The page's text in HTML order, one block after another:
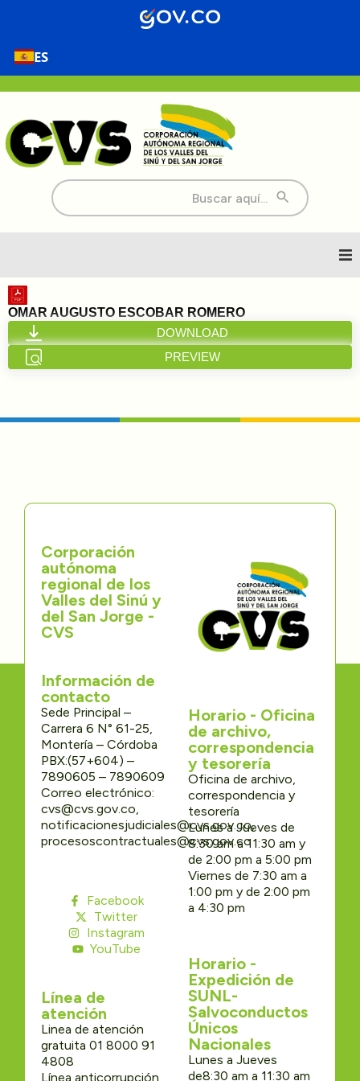
ES
Buscar:
Inicio
Nosotros
Transparencia
Participa
Trámites y Servicios
Contáctenos
OMAR AUGUSTO ESCOBAR ROMERO
DOWNLOAD
PREVIEW
Corporación
autónoma
regional de los
Valles del Sinú y
del San Jorge -
CVS
Información de
contacto
Sede Principal –
Carrera 6 N° 61-25,
Montería – Córdoba
PBX:(57+604) –
7890605 – 7890609
Correo electrónico:
cvs@cvs.gov.co,
notificacionesjudiciales@cvs.gov.co,
procesoscontractuales@cvs.gov.co
Facebook
Twitter
Instagram
YouTube
Línea de
atención
Linea de atención
gratuita 01 8000 91
4808
Línea anticorrupción
Horario - Oficina
de archivo,
correspondencia
y tesorería
Oficina de archivo,
correspondencia y
tesorería
Lunes a Jueves de
8:30 am a 11:30 am y
de 2:00 pm a 5:00 pm
Viernes de 7:30 am a
1:00 pm y de 2:00 pm
a 4:30 pm
Horario -
Expedición de
SUNL-
Salvoconductos
Únicos
Nacionales
Lunes a Jueves
de8:30 am a 11:30 am